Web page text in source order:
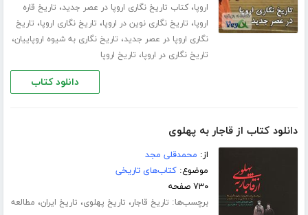
اروپا،کتاب تاریخ نگاری اروپا در عصر جدید، تاریخ قاره
اروپا، تاریخ نگاری نوین در اروپا، تاریخ نگاری اروپا، تاریخ
نگاری اروپا در عصر جدید، تاریخ نگاری به شیوه اروپاییان،
تاریخ نگاری در اروپا، تاریخ اروپا
دانلود کتاب
دانلود کتاب از قاجار به پهلوی
از: محمدقلی مجد
موضوع:کتاب‌های تاریخی
۷۳۰ صفحه
برچسب‌ها: تاریخ قاجار، تاریخ پهلوی، تاریخ ایران، مطالعه